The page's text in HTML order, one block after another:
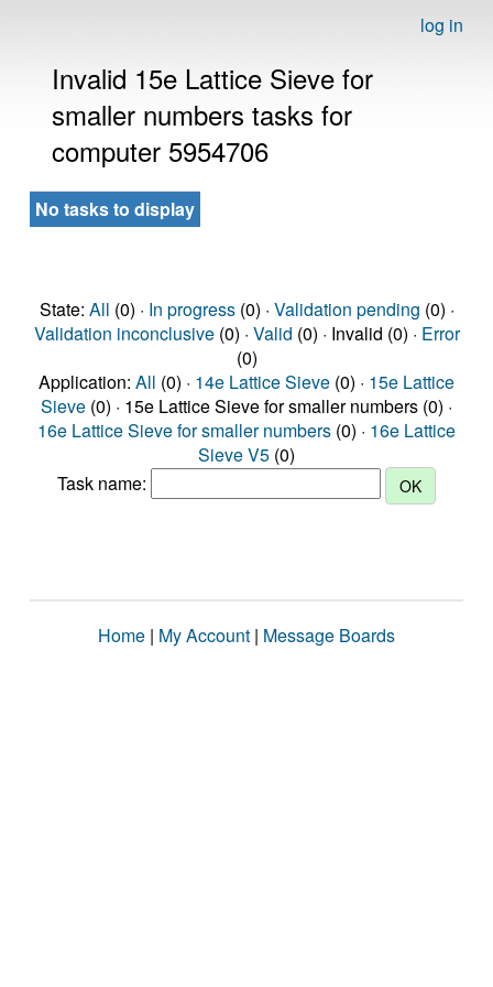
log in
Invalid 15e Lattice Sieve for
smaller numbers tasks for
computer 5954706
No tasks to display
State: All (0) · In progress(0) · Validation pending (0) ·
Validation inconclusive(0) · Valid (0) · Invalid (0) · Error
(0)
Application: All (0) · 14e Lattice Sieve (0) · 15e Lattice
Sieve (0) · 15e Lattice Sieve for smaller numbers (0) ·
16e Lattice Sieve for smaller numbers (0) · 16e Lattice
Sieve V5 (0)
Task name:
Home | My Account | Message Boards